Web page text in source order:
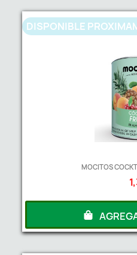
MOCITOS
DISPONIBLE